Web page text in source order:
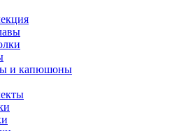
и капюшоны